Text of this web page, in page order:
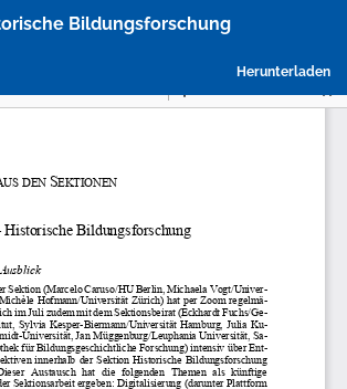
Bildungsforschung
Herunterladen